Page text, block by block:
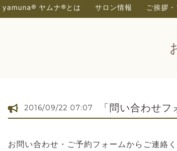
yamuna®︎ ヤムナ®とは サロン情報 ご挨拶
2016/09/22 07:07 「問い合わせ
お問い合わせ・ご予約フォームからご連絡